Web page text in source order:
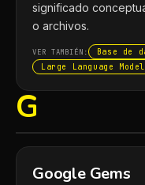
significado
o archivos.
VER TAMBIÉN:
Base de
Large Language
G
Google Gems